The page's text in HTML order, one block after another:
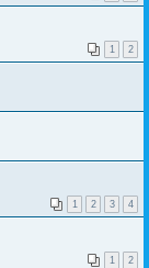
1 2
1 2 3 4
1 2